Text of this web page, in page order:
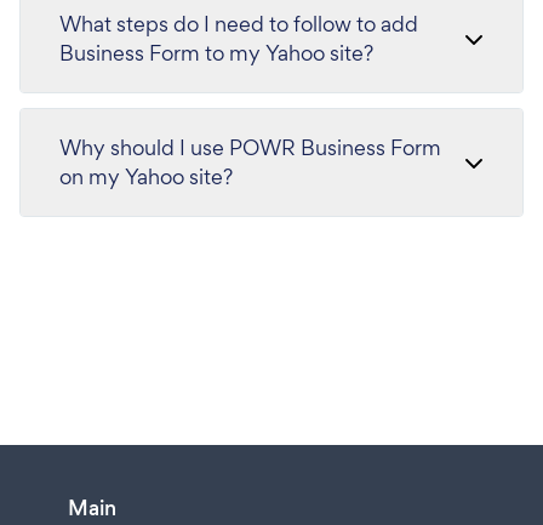
What steps do I need to follow to add
Business Form to my Yahoo site?
Why should I use POWR Business Form
on my Yahoo site?
Main